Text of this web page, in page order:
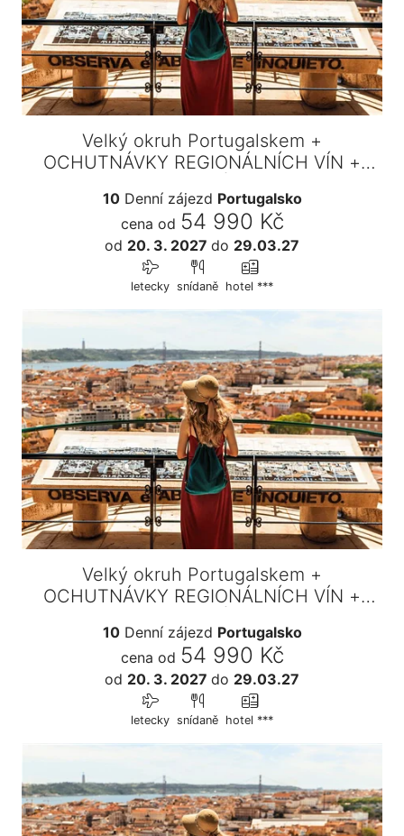
Velký okruh Portugalskem +
OCHUTNÁVKY REGIONÁLNÍCH VÍN +
10Denní zájezd Portugalsko
cena od 54 990 Kč
od 20. 3. 2027 do 29.03.27
letecky snídaně hotel ***
Velký okruh Portugalskem +
OCHUTNÁVKY REGIONÁLNÍCH VÍN +
10Denní zájezd Portugalsko
cena od 54 990 Kč
od 20. 3. 2027 do 29.03.27
letecky snídaně hotel ***